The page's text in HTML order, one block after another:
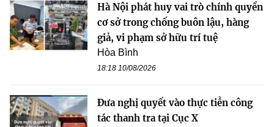
Hà Nội phát huy vai trò chính quyền
cơ sở trong chống buôn lậu, hàng
giả, vi phạm sở hữu trí tuệ
Hòa Bình
18:18 10/08/2026
Đưa nghị quyết vào thực tiễn công
tác thanh tra tại Cục X